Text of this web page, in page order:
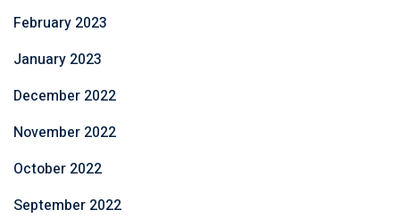
February 2023
January 2023
December 2022
November 2022
October 2022
September 2022